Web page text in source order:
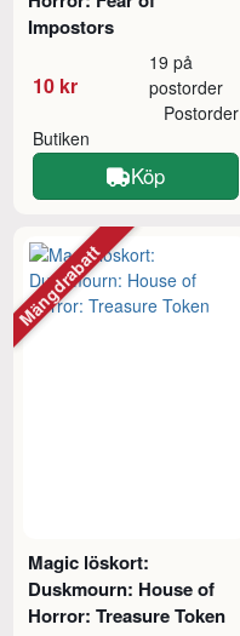
Impostors
10 kr
19 på
postorder
Butiken
Postorder
Köp
Magic löskort:
Duskmourn: House of
Horror: Treasure Token
Mängdrabatt